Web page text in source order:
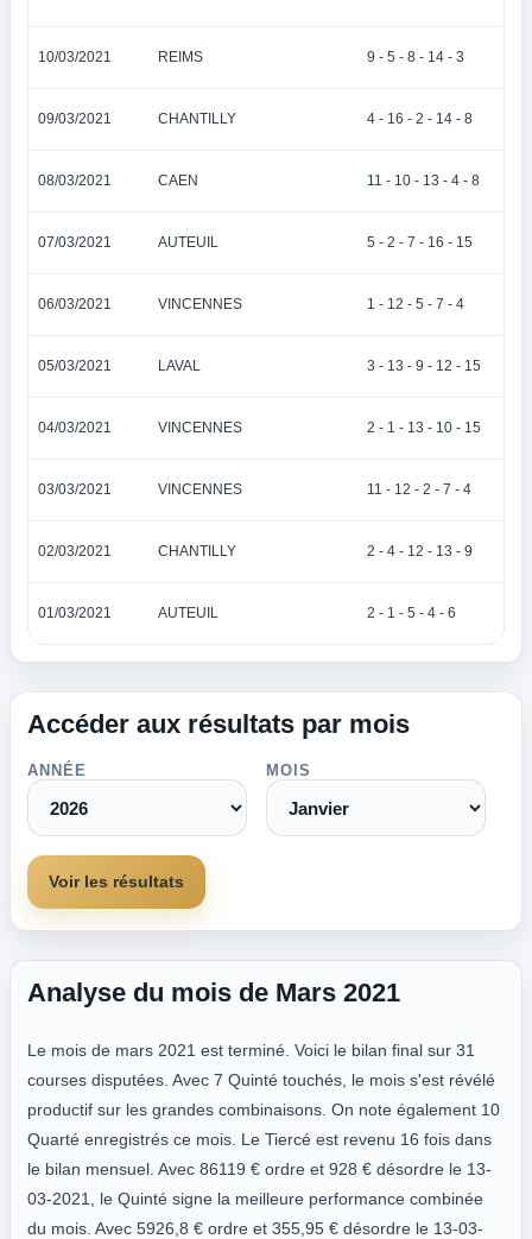
10/03/2021 REIMS 9 - 5 - 8 - 14 - 3
09/03/2021 CHANTILLY 4 - 16 - 2 - 14 - 8
08/03/2021 CAEN 11 - 10 - 13 - 4 - 8
07/03/2021 AUTEUIL 5 - 2 - 7 - 16 - 15
06/03/2021 VINCENNES 1 - 12 - 5 - 7 - 4
05/03/2021 LAVAL 3 - 13 - 9 - 12 - 15
04/03/2021 VINCENNES 2 - 1 - 13 - 10 - 15
03/03/2021 VINCENNES 11 - 12 - 2 - 7 - 4
02/03/2021 CHANTILLY 2 - 4 - 12 - 13 - 9
01/03/2021 AUTEUIL 2 - 1 - 5 - 4 - 6
Accéder aux résultats par mois
ANNÉE MOIS
Voir les résultats
Analyse du mois de Mars 2021
Le mois de mars 2021 est terminé. Voici le bilan final sur 31
courses disputées. Avec 7 Quinté touchés, le mois s'est révélé
productif sur les grandes combinaisons. On note également 10
Quarté enregistrés ce mois. Le Tiercé est revenu 16 fois dans
le bilan mensuel. Avec 86119 € ordre et 928 € désordre le 13-
03-2021, le Quinté signe la meilleure performance combinée
du mois. Avec 5926,8 € ordre et 355,95 € désordre le 13-03-